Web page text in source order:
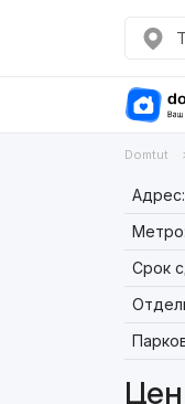
Domtut
Адрес:
Метро:
Срок